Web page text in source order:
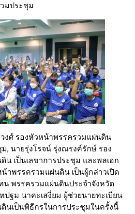
มประชุม
งศ์ รองหัวหน้าพรรครวมแผ่นดิน
, นายรุ่งโรจน์ รุ่งณรงค์รักษ์ รอง
เป็นเลขาการประชุม และพลเอก
าพรรครวมแผ่นดิน เป็นผู้กล่าวเปิด
น พรรครวมแผ่นดินประจำจังหวัด
ฐม นาคะเสงี่ยม ผู้ช่วยนายทะเบียน
นเป็นพิธีกรในการประชุมในครั้งนี้